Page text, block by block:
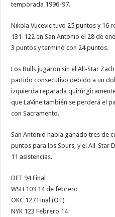
temporada 1996-97.
Nikola Vucevic tuvo 25 puntos y 16
131-122 en San Antonio el 28 de
3 puntos y terminó con 24 puntos.
Los Bulls jugaron sin el All-Star
partido consecutivo debido a un
izquierda reparada
que LaVine también se perderá el
con Sacramento.
San Antonio había ganado tres de
puntos para los Spurs, y el All-Star
11 asistencias.
DET 94 Final
WSH 103 14 de febrero
OKC 127 Final (OT)
NYK 123 Febrero 14